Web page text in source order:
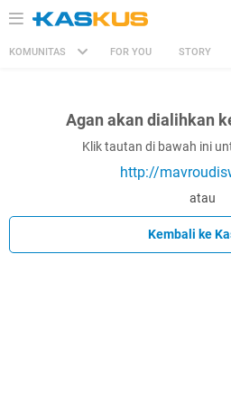
KOMUNITAS FOR YOU STORY
Agan akan dialihkan
Klik tautan di bawah ini
http://
atau
Kembali ke